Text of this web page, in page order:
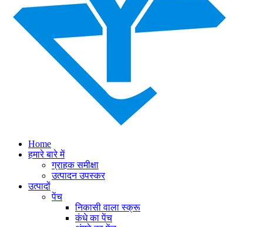
Home
हमारे बारे में
ग्राहक समीक्षा
उत्पादन उपस्कर
उत्पादों
पेंच
निकासी वाला स्क्रू
कंधे का पेंच